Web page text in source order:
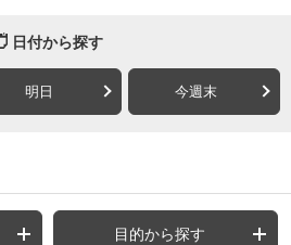
日付から探す
明日 今週末
目的から探す